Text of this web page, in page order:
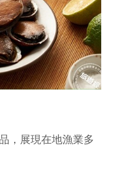
，展現在地漁業多